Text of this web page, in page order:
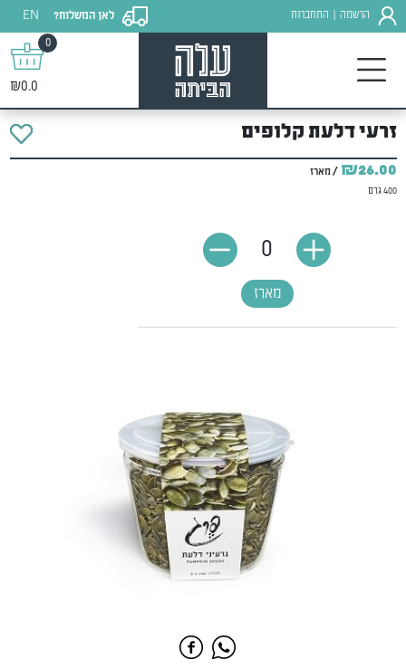
הרשמה התחברות לאן המשלוח?
EN
0
₪0.0
זרעי דלעת קלופים
₪26.00 / מארז
400 גרם
מארז
0